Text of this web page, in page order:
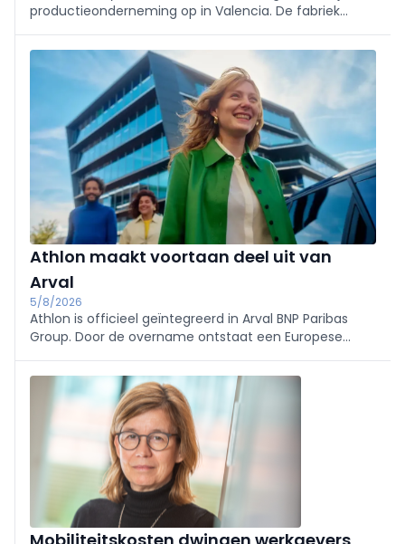
productieonderneming op in Valencia. De fabriek
van beide merken en moet de Europese
competitiviteit verder versterken.
Athlon maakt voortaan deel uit van
Arval
5/8/2026
Athlon is officieel geïntegreerd in Arval BNP Paribas
Group. Door de overname ontstaat een Europese
voertuigen, terwijl contracten en dienstverlening voor
klanten ongewijzigd blijven.